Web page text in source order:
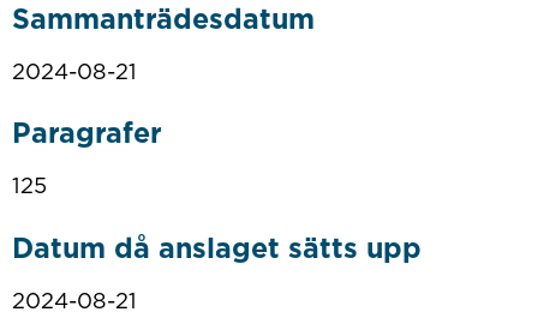
Sammanträdesdatum
2024-08-21
Paragrafer
125
Datum då anslaget sätts upp
2024-08-21